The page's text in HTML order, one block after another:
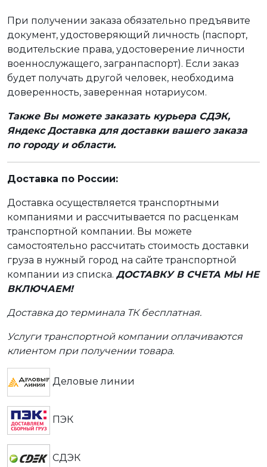
При получении заказа обязательно предъявите
документ, удостоверяющий личность (паспорт,
водительские права, удостоверение личности
военнослужащего, загранпаспорт). Если заказ
будет получать другой человек, необходима
доверенность, заверенная нотариусом.
Также Вы можете заказать курьера СДЭК,
Яндекс Доставка для доставки вашего заказа
по городу и области.
Доставка по России:
Доставка осуществляется транспортными
компаниями и рассчитывается по расценкам
транспортной компании. Вы можете
самостоятельно рассчитать стоимость доставки
груза в нужный город на сайте транспортной
компании из списка. ДОСТАВКУ В СЧЕТА МЫ НЕ
ВКЛЮЧАЕМ!
Доставка до терминала ТК бесплатная.
Услуги транспортной компании оплачиваются
клиентом при получении товара.
Деловые линии
ПЭК
СДЭК